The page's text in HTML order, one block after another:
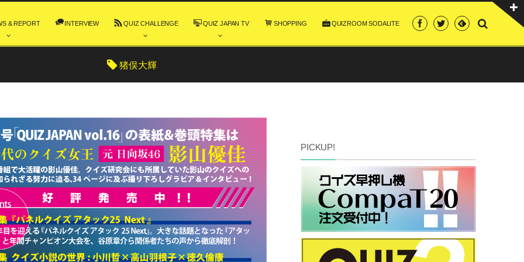
& REPORT INTERVIEW QUIZ CHALLENGE QUIZ JAPAN TV SHOPPING QUIZROOM SODALITE
猪俣大輝
PICKUP!